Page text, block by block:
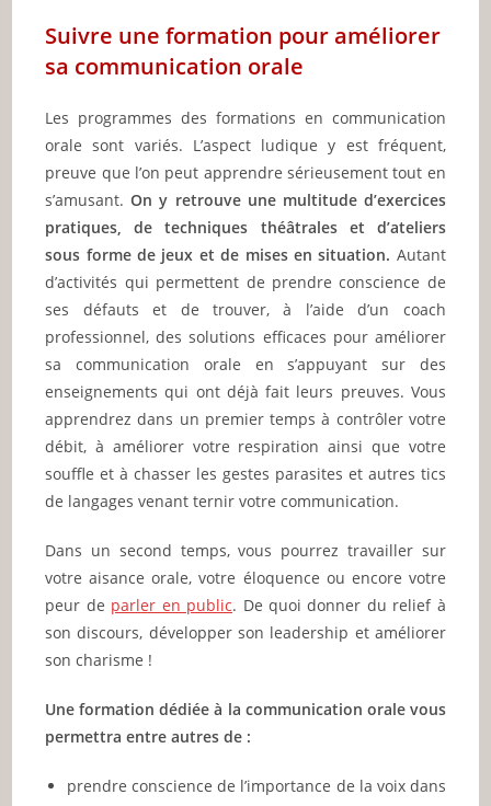
Suivre une formation pour améliorer
sa communication orale
Les programmes des formations en communication
orale sont variés. L’aspect ludique y est fréquent,
preuve que l’on peut apprendre sérieusement tout en
s’amusant.On y retrouve une multitude d’exercices
pratiques, de techniques théâtrales et d’ateliers
sous forme de jeux et de mises en situation. Autant
d’activités qui permettent de prendre conscience de
ses défauts et de trouver, à l’aide d’un coach
professionnel, des solutions efficaces pour améliorer
sa communication orale en s’appuyant sur des
enseignements qui ont déjà fait leurs preuves. Vous
apprendrez dans un premier temps à contrôler votre
débit, à améliorer votre respiration ainsi que votre
souffle et à chasser les gestes parasites et autres tics
de langages venant ternir votre communication.
Dans un second temps, vous pourrez travailler sur
votre aisance orale, votre éloquence ou encore votre
peur de parler en public. De quoi donner du relief à
son discours, développer son leadership et améliorer
son charisme !
Une formation dédiée à la communication orale vous
permettra entre autres de :
prendre conscience de l’importance de la voix dans